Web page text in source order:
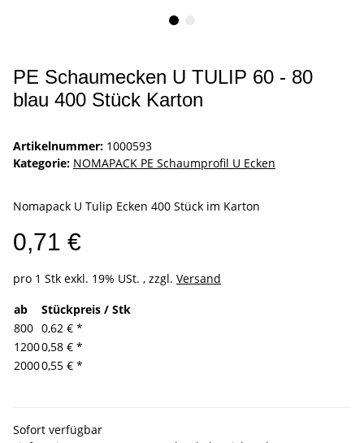
PE Schaumecken U TULIP 60 - 80
blau 400 Stück Karton
Artikelnummer: 1000593
Kategorie: NOMAPACK PE Schaumprofil U Ecken
Nomapack U Tulip Ecken 400 Stück im Karton
0,71 €
pro 1 Stk exkl. 19% USt. , zzgl. Versand
ab
Stückpreis / Stk
800 0,62 € *
12000,58 € *
20000,55 € *
Sofort verfügbar